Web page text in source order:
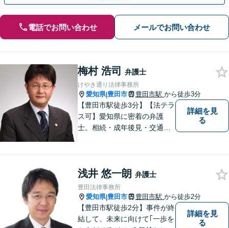
電話でお問い合わせ メールでお問い合わせ
梅村 浩司 弁護士
けやき通り法律事務所
愛知県|豊田市 豊田市駅 から徒歩3分
【豊田市駅徒歩3分】【法テラ
ス可】愛知県に密着の弁護
士。相続・成年後見・交通事
談ください。【駐車場あり】
詳細を見
る
浅井 悠一朗 弁護士
豊田法律事務所
愛知県|豊田市 豊田市駅 から徒歩2分
【豊田市駅徒歩2分】事件が終
結して、未来に向けて｢一歩を
詳細を見
る